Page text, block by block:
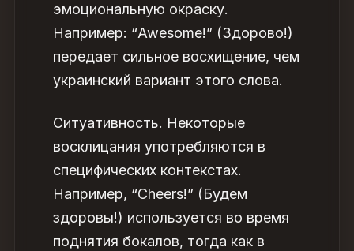
эмоциональную окраску.
Например: “Awesome!” (Здорово!)
передает сильное восхищение, чем
украинский вариант этого слова.
Ситуативность. Некоторые
восклицания употребляются в
специфических контекстах.
Например, “Cheers!” (Будем
здоровы!) используется во время
поднятия бокалов, тогда как в